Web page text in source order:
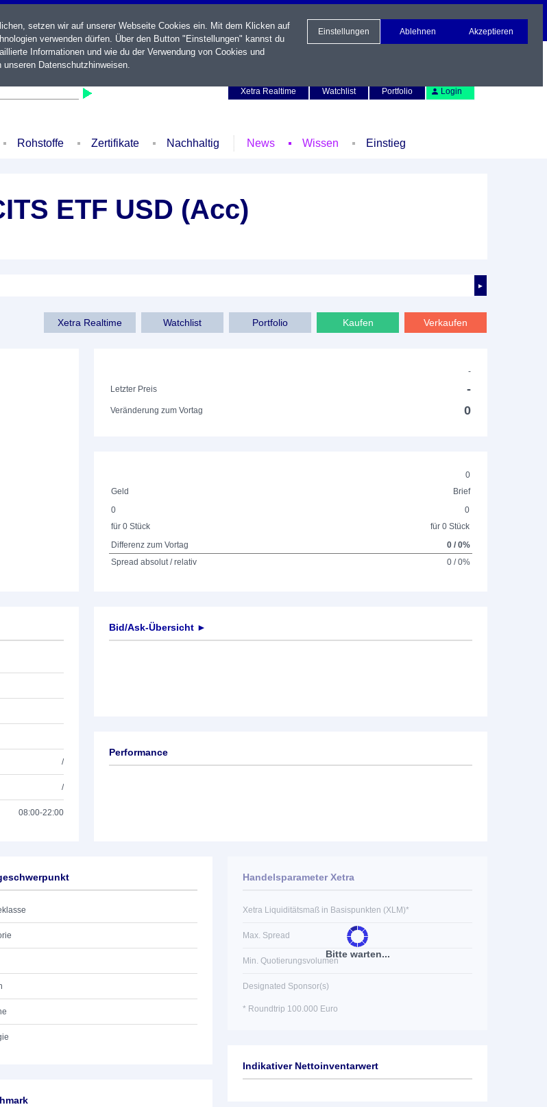
Xetra Realtime
Watchlist Portfolio Login
Rohstoffe Zertifikate Nachhaltig News Wissen Einstieg
ETF USD (Acc)
►
Xetra Realtime Watchlist Portfolio Kaufen Verkaufen
-
Letzter Preis
-
Veränderung zum Vortag 0
0
Geld
Brief
0
für 0 Stück
0
für 0 Stück
Differenz zum Vortag
0 / 0%
Spread absolut / relativ
0 / 0%
/
/
08:00-22:00
Bid/Ask-Übersicht ►
Performance
Bitte warten...
Handelsparameter Xetra
Xetra Liquiditätsmaß in Basispunkten (XLM)*
Max. Spread
Min. Quotierungsvolumen
Designated Sponsor(s)
* Roundtrip 100.000 Euro
Indikativer Nettoinventarwert
setzen wir auf unserer Webseite Cookies ein. Mit dem Klicken auf
verwenden dürfen. Über den Button "Einstellungen" kannst du
Informationen und wie du der Verwendung von Cookies und
unseren Datenschutzhinweisen.
Einstellungen Ablehnen Akzeptieren